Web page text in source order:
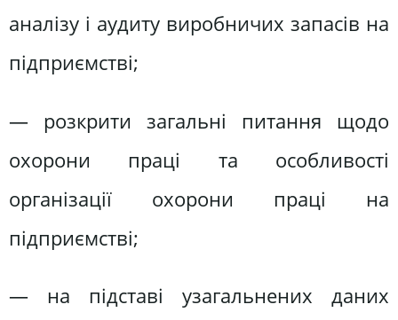
аналізу і аудиту виробничих запасів на
підприємстві;
— розкрити загальні питання щодо
охорони праці та особливості
організації охорони праці на
підприємстві;
— на підставі узагальнених даних